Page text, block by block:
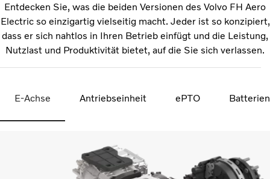
Entdecken Sie, was die beiden Versionen des Volvo FH Aero
Electric so einzigartig vielseitig macht. Jeder ist so konzipiert,
dass er sich nahtlos in Ihren Betrieb einfügt und die Leistung,
Nutzlast und Produktivität bietet, auf die Sie sich verlassen.
E-Achse Antriebseinheit ePTO Batterien